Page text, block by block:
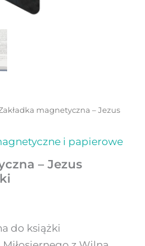
magnetyczna – Jezus
i papierowe
– Jezus
do książki